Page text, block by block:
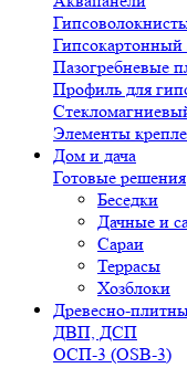
Пазогребневые
Профиль для
Элементы
Дом и дача
Готовые решения
Беседки
Дачные и
Сараи
Террасы
Хозблоки
Древесно-
ДВП, ДСП
ОСП-3 (OSB-3)